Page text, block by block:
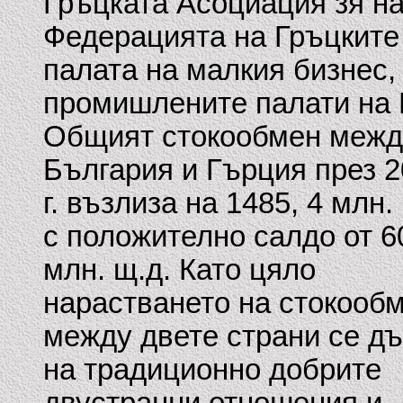
Федерацията на
палата на малкия
промишлените палати на
Общият стокообмен
България и Гърция през
г. възлиза на 1485, 4
с положително салдо от
млн. щ.д. Като цяло
нарастването на
между двете страни се
на традиционно добрите